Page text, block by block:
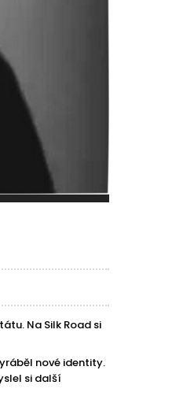
Na Silk Road si
nové identity.
si další